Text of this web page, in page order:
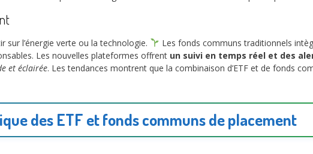
sur l’énergie verte ou la technologie.
Les fonds communs traditionnels
Les nouvelles plateformes offrent un suivi en temps réel et des
et éclairée. Les tendances montrent que la combinaison d’ETF et de fonds
des ETF et fonds communs de placement